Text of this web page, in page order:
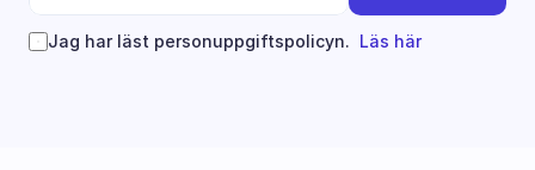
Jag har läst personuppgiftspolicyn. Läs här